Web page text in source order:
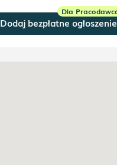
Dodaj bezpłatne ogłoszenie